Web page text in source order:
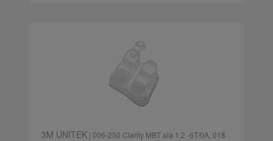
3M UNITEK| 006-250 Clarity MBT ala 1,2 -6T/0A, 018